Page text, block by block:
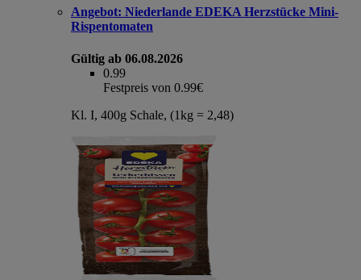
Angebot: Niederlande EDEKA Herzstücke Mini-
Rispentomaten
Gültig ab 06.08.2026
0.99
Festpreis von 0.99€
Kl. I, 400g Schale, (1kg = 2,48)